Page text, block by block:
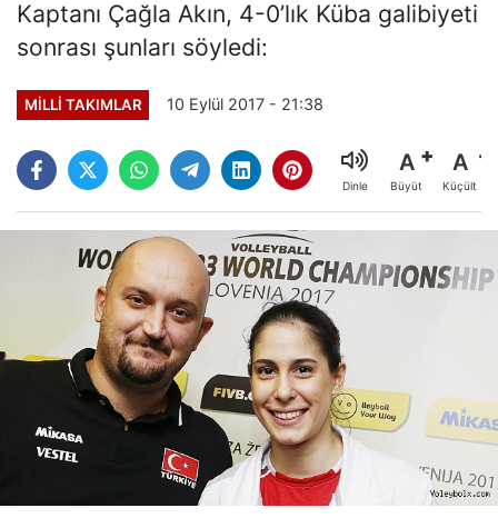
Kaptanı Çağla Akın, 4-0’lık Küba galibiyeti
sonrası şunları söyledi:
MILLI TAKIMLAR 10 Eylül 2017 - 21:38
Dinle
A
Büyüt
A
Küçült